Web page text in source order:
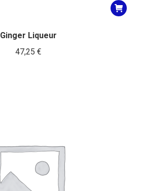
Ginger Liqueur
47,25 €